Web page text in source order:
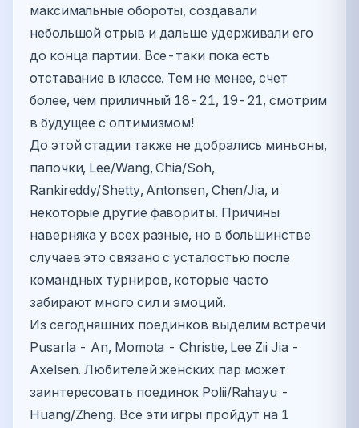
максимальные обороты, создавали
небольшой отрыв и дальше удерживали его
до конца партии. Все-таки пока есть
отставание в классе. Тем не менее, счет
более, чем приличный 18-21, 19-21, смотрим
в будущее с оптимизмом!
До этой стадии также не добрались миньоны,
папочки, Lee/Wang, Chia/Soh,
Rankireddy/Shetty, Antonsen, Chen/Jia, и
некоторые другие фавориты. Причины
наверняка у всех разные, но в большинстве
случаев это связано с усталостью после
командных турниров, которые часто
забирают много сил и эмоций.
Из сегодняшних поединков выделим встречи
Pusarla - An, Momota - Christie, Lee Zii Jia -
Axelsen. Любителей женских пар может
заинтересовать поединок Polii/Rahayu -
Huang/Zheng. Все эти игры пройдут на 1